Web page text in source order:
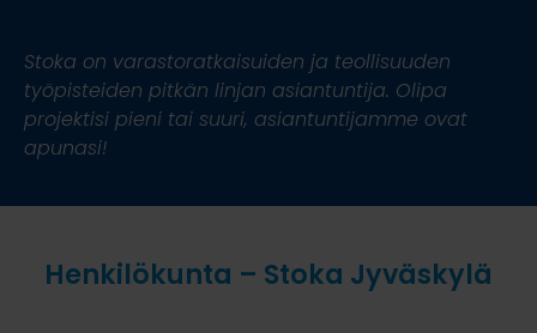
Stoka on varastoratkaisuiden ja teollisuuden
työpisteiden pitkän linjan asiantuntija. Olipa
projektisi pieni tai suuri, asiantuntijamme ovat
apunasi!
Henkilökunta – Stoka Jyväskylä